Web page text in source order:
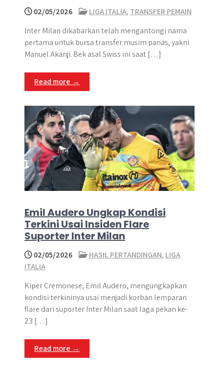
02/05/2026 LIGA ITALIA, TRANSFER PEMAIN
Inter Milan dikabarkan telah mengantongi nama
pertama untuk bursa transfer musim panas, yakni
Manuel Akanji. Bek asal Swiss ini saat […]
Read more →
Emil Audero Ungkap Kondisi
Terkini Usai Insiden Flare
Suporter Inter Milan
02/05/2026 HASIL PERTANDINGAN, LIGA
ITALIA
Kiper Cremonese, Emil Audero, mengungkapkan
kondisi terkininya usai menjadi korban lemparan
flare dari suporter Inter Milan saat laga pekan ke-
23 […]
Read more →